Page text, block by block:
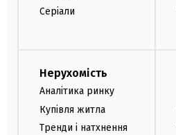
Серіали
Нерухомість
Аналітика ринку
Купівля житла
Тренди і натхнення